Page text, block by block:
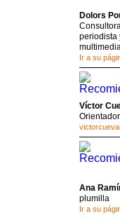
Dolors
periodista
Ir a su
Víctor
Ana
plumilla
Ir a su